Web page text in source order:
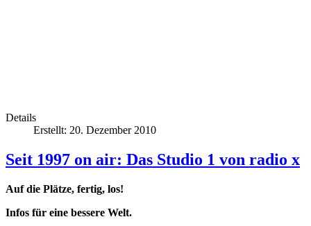
Details
Erstellt: 20. Dezember 2010
Seit 1997 on air: Das Studio 1 von radio x
Auf die Plätze, fertig, los!
Infos für eine bessere Welt.